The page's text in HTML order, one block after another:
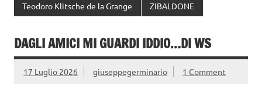
Teodoro Klitsche de la Grange ZIBALDONE
DAGLI AMICI MI GUARDI IDDIO…DI WS
17 Luglio 2026 giuseppegerminario 1 Comment